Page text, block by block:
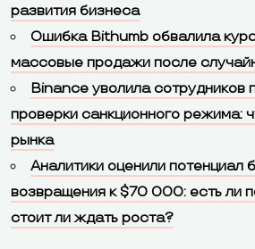
развития бизнеса
Ошибка Bithumb обвалила
массовые продажи после
Binance уволила сотрудников
проверки санкционного режима:
рынка
Аналитики оценили потенциал
возвращения к $70 000: есть ли
стоит ли ждать роста?